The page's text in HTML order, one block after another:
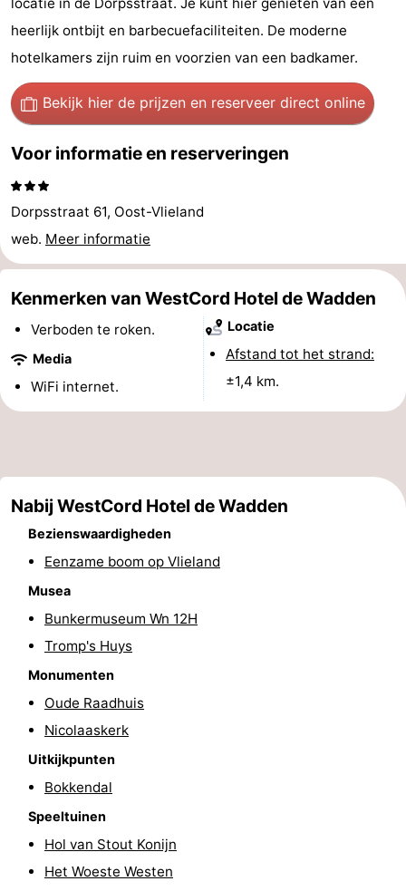
Last
minutes
Strand
Zien
&
doen
Bezienswaardigheden
-
Monumenten
-
Uitkijkpunten
Attracties
Rondvaarten
-
Sporten
Fietsen
Paardrijden
Wadlopen
Dokter
Deen
Eten
drinken
Zeehonden
Vuurtoren
Evenementen
heerlijk ontbijt en barbecuefaciliteiten. De moderne
hotelkamers zijn ruim en voorzien van een badkamer.
Bekijk hier de prijzen en reserveer direct online
Voor informatie en reserveringen
Dorpsstraat 61, Oost-Vlieland
web. Meer informatie
Kenmerken van WestCord Hotel de Wadden
Verboden te roken.
Media
WiFi internet.
Locatie
Afstand tot het strand:
±1,4 km.
Nabij WestCord Hotel de Wadden
Bezienswaardigheden
Eenzame boom op Vlieland
Musea
Bunkermuseum Wn 12H
Tromp's Huys
Monumenten
Oude Raadhuis
Nicolaaskerk
Uitkijkpunten
Bokkendal
Speeltuinen
Hol van Stout Konijn
Het Woeste Westen